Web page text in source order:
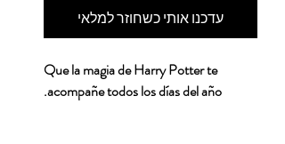
עדכנו אותי כשחוזר למלאי
Que la magia de Harry Potter te
acompañe todos los días del año.